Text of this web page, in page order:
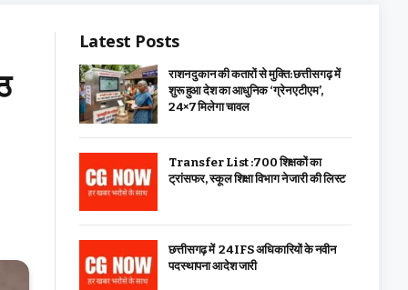
Latest Posts
राशन दुकान की कतारों से मुक्ति: छत्तीसगढ़ में
शुरू हुआ देश का आधुनिक ‘ग्रेन एटीएम’,
24×7 मिलेगा चावल
Transfer List :700 शिक्षकों का
ट्रांसफर, स्कूल शिक्षा विभाग ने जारी की लिस्ट
छत्तीसगढ़ में 24 IFS अधिकारियों के नवीन
पदस्थापना आदेश जारी